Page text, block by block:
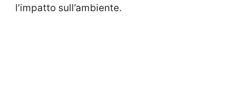
l’impatto sull’ambiente.